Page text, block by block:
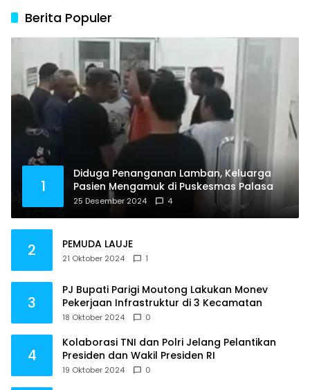
Berita Populer
1
Diduga Penanganan Lamban, Keluarga
Pasien Mengamuk di Puskesmas Palasa
25 Desember 2024 4
2 PEMUDA LAUJE
21 Oktober 2024 1
3
PJ Bupati Parigi Moutong Lakukan Monev
Pekerjaan Infrastruktur di 3 Kecamatan
18 Oktober 2024 0
4
Kolaborasi TNI dan Polri Jelang Pelantikan
Presiden dan Wakil Presiden RI
19 Oktober 2024 0